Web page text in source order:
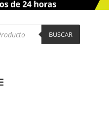
BUSCAR